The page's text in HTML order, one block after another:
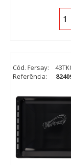
Cód. Fersay:
Referência: